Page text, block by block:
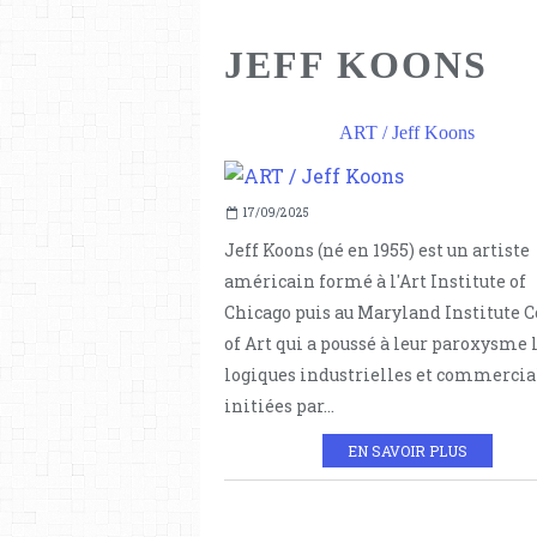
JEFF KOONS
ART / Jeff Koons
17/09/2025
Jeff Koons (né en 1955) est un artiste
américain formé à l'Art Institute of
Chicago puis au Maryland Institute
of Art qui a poussé à leur paroxysme
logiques industrielles et
initiées par...
EN SAVOIR PLUS